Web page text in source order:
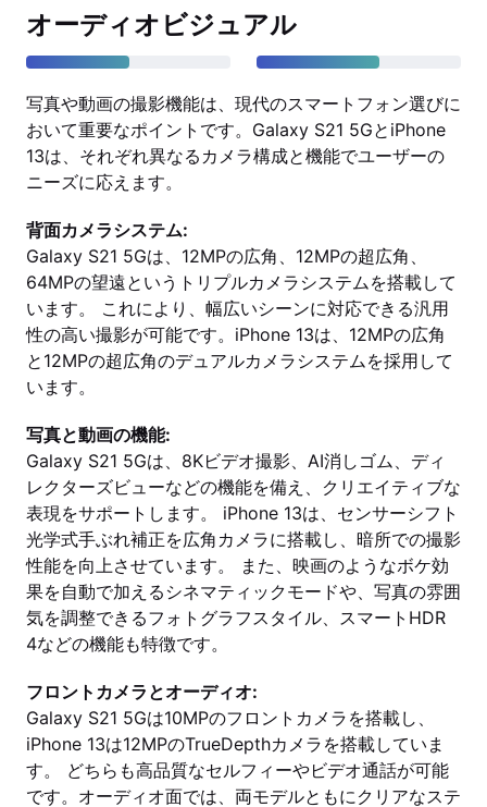
オーディオビジュアル
写真や動画の撮影機能は、現代のスマートフォン選びに
おいて重要なポイントです。Galaxy S21 5GとiPhone
13は、それぞれ異なるカメラ構成と機能でユーザーの
ニーズに応えます。
背面カメラシステム:
Galaxy S21 5Gは、12MPの広角、12MPの超広角、
64MPの望遠というトリプルカメラシステムを搭載して
います。 これにより、幅広いシーンに対応できる汎用
性の高い撮影が可能です。iPhone 13は、12MPの広角
と12MPの超広角のデュアルカメラシステムを採用して
います。
写真と動画の機能:
Galaxy S21 5Gは、8Kビデオ撮影、AI消しゴム、ディ
レクターズビューなどの機能を備え、クリエイティブな
表現をサポートします。 iPhone 13は、センサーシフト
光学式手ぶれ補正を広角カメラに搭載し、暗所での撮影
性能を向上させています。 また、映画のようなボケ効
果を自動で加えるシネマティックモードや、写真の雰囲
気を調整できるフォトグラフスタイル、スマートHDR
4などの機能も特徴です。
フロントカメラとオーディオ:
Galaxy S21 5Gは10MPのフロントカメラを搭載し、
iPhone 13は12MPのTrueDepthカメラを搭載していま
す。 どちらも高品質なセルフィーやビデオ通話が可能
です。オーディオ面では、両モデルともにクリアなステ